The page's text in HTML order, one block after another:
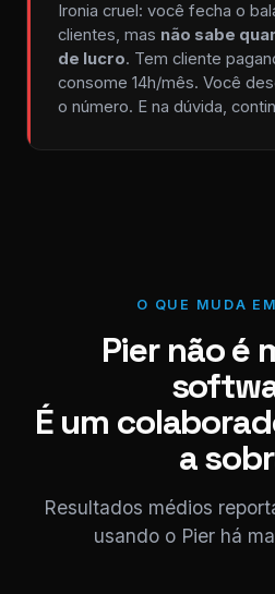
Ironia cruel: você fecha o
clientes, mas não sabe
de lucro. Tem cliente
consome 14h/mês. Você
o número. E na dúvida,
O QUE MUDA
Pier não é
É um
a
Resultados médios
usando o Pier há